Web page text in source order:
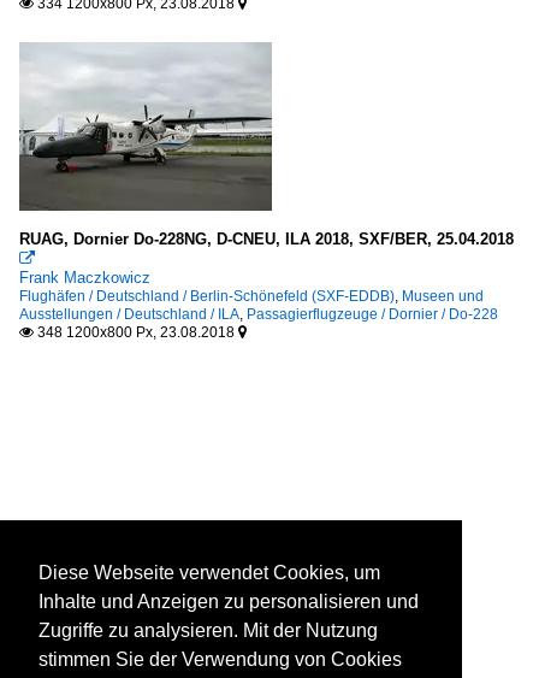
 334 1200x800 Px, 23.08.2018 
RUAG, Dornier Do-228NG, D-CNEU, ILA 2018, SXF/BER, 25.04.2018

Frank Maczkowicz
Flughäfen / Deutschland / Berlin-Schönefeld (SXF-EDDB), Museen und
Ausstellungen / Deutschland / ILA, Passagierflugzeuge / Dornier / Do-228
 348 1200x800 Px, 23.08.2018 
Diese Webseite verwendet Cookies, um
Inhalte und Anzeigen zu personalisieren und
Zugriffe zu analysieren. Mit der Nutzung
stimmen Sie der Verwendung von Cookies